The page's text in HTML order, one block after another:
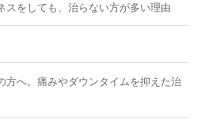
スをしても、治らない方が多い理由
方へ。痛みやダウンタイムを抑えた治